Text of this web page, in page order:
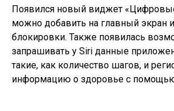
Появился новый виджет
можно добавить на главный экран
блокировки. Также появилась
запрашивать у Siri данные
такие, как количество шагов, и
информацию о здоровье с